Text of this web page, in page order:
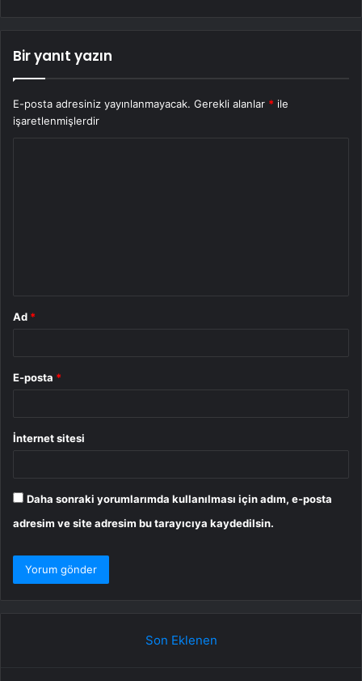
Bir yanıt yazın
E-posta adresiniz yayınlanmayacak. Gerekli alanlar * ile
işaretlenmişlerdir
Ad *
E-posta *
İnternet sitesi
Daha sonraki yorumlarımda kullanılması için adım, e-posta
adresim ve site adresim bu tarayıcıya kaydedilsin.
Son Eklenen